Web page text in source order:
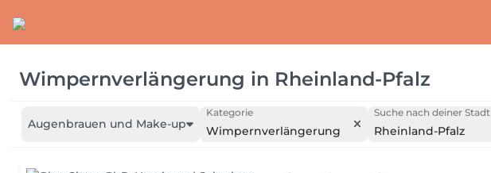
Wimpernverlängerung in Rheinland-Pfalz
Augenbrauen und Make-up
Kategorie
Wimpernverlängerung
Suche nach deiner Stadt
Rheinland-Pfalz